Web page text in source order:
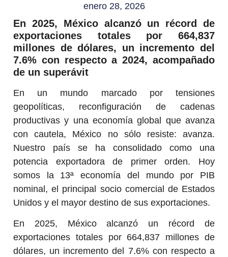
enero 28, 2026
En 2025, México alcanzó un récord de
exportaciones totales por 664,837
millones de dólares, un incremento del
7.6% con respecto a 2024, acompañado
de un superávit
En un mundo marcado por tensiones
geopolíticas, reconfiguración de cadenas
productivas y una economía global que avanza
con cautela, México no sólo resiste: avanza.
Nuestro país se ha consolidado como una
potencia exportadora de primer orden. Hoy
somos la 13ª economía del mundo por PIB
nominal, el principal socio comercial de Estados
Unidos y el mayor destino de sus exportaciones.
En 2025, México alcanzó un récord de
exportaciones totales por 664,837 millones de
dólares, un incremento del 7.6% con respecto a